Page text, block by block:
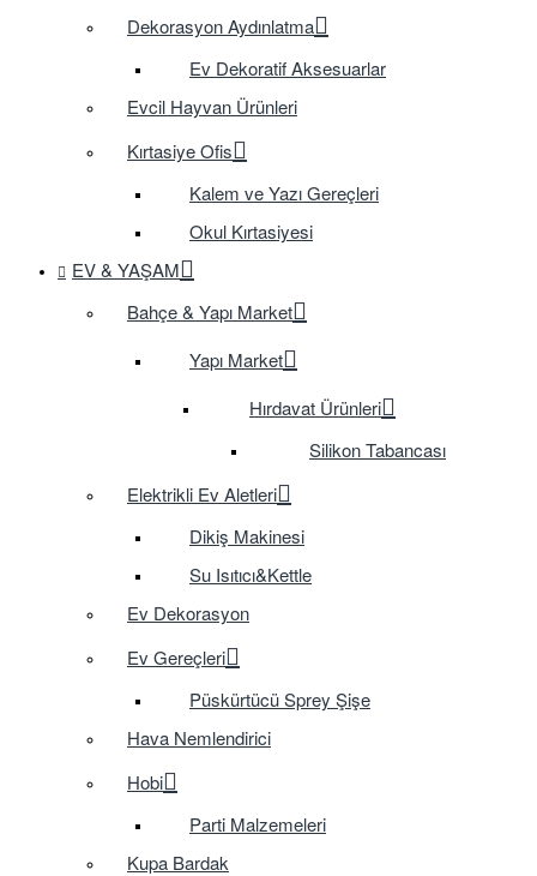
Dekorasyon Aydınlatma
Ev Dekoratif Aksesuarlar
Evcil Hayvan Ürünleri
Kırtasiye Ofis
Kalem ve Yazı Gereçleri
Okul Kırtasiyesi
EV & YAŞAM
Bahçe & Yapı Market
Yapı Market
Hırdavat Ürünleri
Silikon Tabancası
Elektrikli Ev Aletleri
Dikiş Makinesi
Su Isıtıcı&Kettle
Ev Dekorasyon
Ev Gereçleri
Püskürtücü Sprey Şişe
Hava Nemlendirici
Hobi
Parti Malzemeleri
Kupa Bardak